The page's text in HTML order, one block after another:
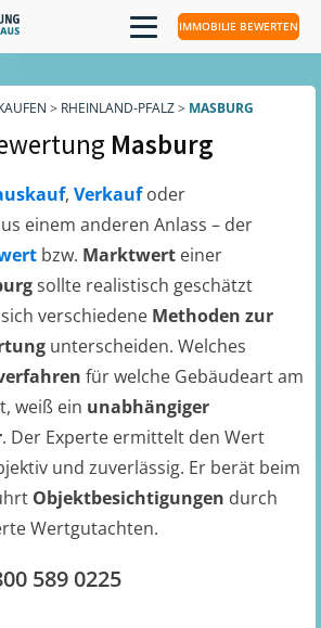
IMMOBILIE BEWERTEN
> RHEINLAND-PFALZ> MASBURG
Masburg
, Verkaufoder
einem anderen Anlass – der
bzw. Marktwert einer
sollte realistisch geschätzt
verschiedene Methoden zur
unterscheiden. Welches
für welche Gebäudeart am
weiß ein unabhängiger
. Der Experte ermittelt den Wert
und zuverlässig. Er berät beim
Objektbesichtigungen durch
Wertgutachten.
589 0225